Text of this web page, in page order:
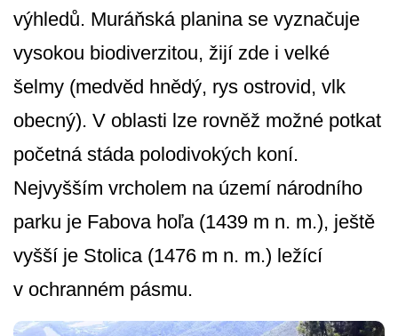
výhledů. Muráňská planina se vyznačuje
vysokou biodiverzitou, žijí zde i velké
šelmy (medvěd hnědý, rys ostrovid, vlk
obecný). V oblasti lze rovněž možné potkat
početná stáda polodivokých koní.
Nejvyšším vrcholem na území národního
parku je Fabova hoľa (1439 m n. m.), ještě
vyšší je Stolica (1476 m n. m.) ležící
v ochranném pásmu.